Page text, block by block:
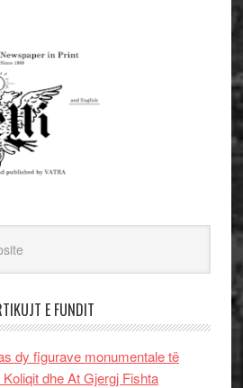
E FUNDIT
dy figurave monumentale të
dhe At Gjergj Fishta